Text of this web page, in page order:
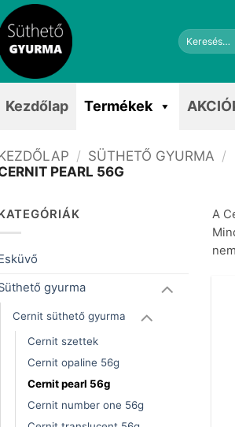
Keresés
a
Kezdőlap Termékek
/ SÜTHETŐ GYURMA /
PEARL 56G
gyurma
Cernit süthető gyurma
Cernit szettek
Cernit opaline 56g
Cernit pearl 56g
Cernit number one 56g
A